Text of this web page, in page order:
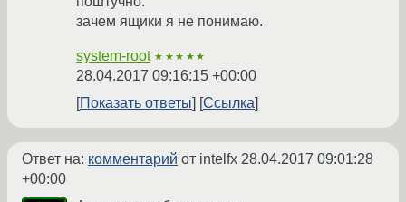
зачем ящики я не понимаю.
system-root ★★★★★
28.04.2017 09:16:15 +00:00
Показать ответы
Ссылка
Ответ на: комментарий от intelfx 28.04.2017 09:01:28
+00:00